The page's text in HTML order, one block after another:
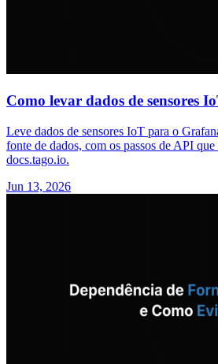
Como levar dados de sensores
Leve dados de sensores IoT para o
fonte de dados, com os passos de API
docs.tago.io.
Jun 13, 2026